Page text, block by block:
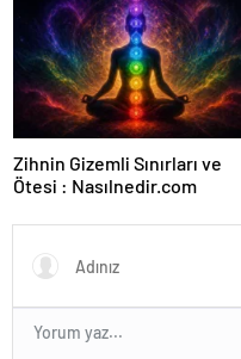
Zihnin Gizemli Sınırları ve
Ötesi : Nasılnedir.com